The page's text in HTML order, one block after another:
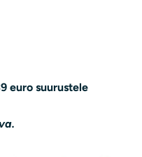
euro suurustele